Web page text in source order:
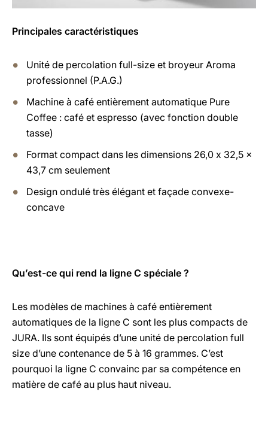
Principales caractéristiques
Unité de percolation full-size et broyeur Aroma
professionnel (P.A.G.)
Machine à café entièrement automatique Pure
Coffee : café et espresso (avec fonction double
tasse)
Format compact dans les dimensions 26,0 x 32,5 x
43,7 cm seulement
Design ondulé très élégant et façade convexe-
concave
Qu’est-ce qui rend la ligne C spéciale ?
Les modèles de machines à café entièrement
automatiques de la ligne C sont les plus compacts de
JURA. Ils sont équipés d’une unité de percolation full
size d’une contenance de 5 à 16 grammes. C’est
pourquoi la ligne C convainc par sa compétence en
matière de café au plus haut niveau.